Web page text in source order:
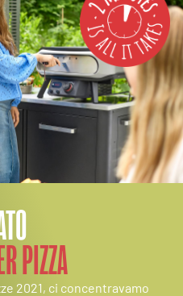
PIZZA
2021, ci concentravamo